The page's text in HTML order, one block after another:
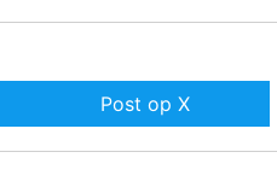
Post op X